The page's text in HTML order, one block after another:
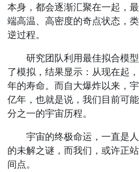
本身，都会逐渐汇聚在一起，
端高温、高密度的奇点状态，
逆过程。
研究团队利用最佳拟合模型
了模拟，结果显示：从现在起
年的寿命。而自大爆炸以来，
亿年，也就是说，我们目前可
分之一的宇宙历程。
宇宙的终极命运，一直是人
的未解之谜，而我们，或许正
间点。